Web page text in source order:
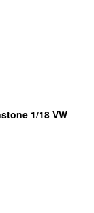
1/18 VW